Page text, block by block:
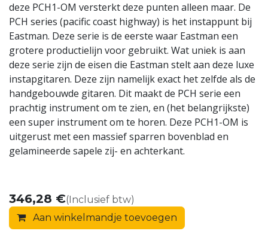
deze PCH1-OM versterkt deze punten alleen maar. De
PCH series (pacific coast highway) is het instappunt bij
Eastman. Deze serie is de eerste waar Eastman een
grotere productielijn voor gebruikt. Wat uniek is aan
deze serie zijn de eisen die Eastman stelt aan deze luxe
instapgitaren. Deze zijn namelijk exact het zelfde als de
handgebouwde gitaren. Dit maakt de PCH serie een
prachtig instrument om te zien, en (het belangrijkste)
een super instrument om te horen. Deze PCH1-OM is
uitgerust met een massief sparren bovenblad en
gelamineerde sapele zij- en achterkant.
346,28 €(Inclusief btw)
Aan winkelmandje toevoegen